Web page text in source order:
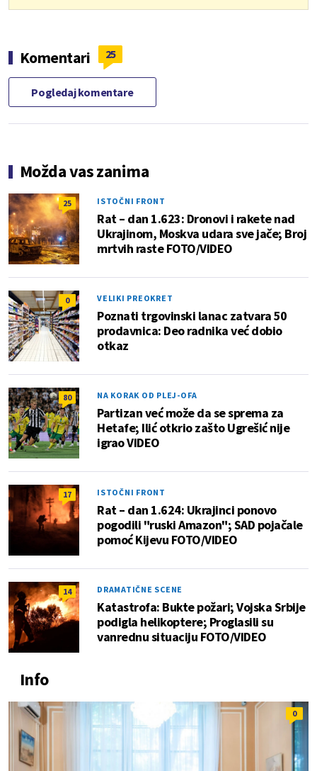
Komentari 25
Pogledaj komentare
Možda vas zanima
25 ISTOČNI FRONT
Rat – dan 1.623: Dronovi i rakete nad
Ukrajinom, Moskva udara sve jače; Broj
mrtvih raste FOTO/VIDEO
0 VELIKI PREOKRET
Poznati trgovinski lanac zatvara 50
prodavnica: Deo radnika već dobio
otkaz
80 NA KORAK OD PLEJ-OFA
Partizan već može da se sprema za
Hetafe; Ilić otkrio zašto Ugrešić nije
igrao VIDEO
17 ISTOČNI FRONT
Rat – dan 1.624: Ukrajinci ponovo
pogodili "ruski Amazon"; SAD pojačale
pomoć Kijevu FOTO/VIDEO
14 DRAMATIČNE SCENE
Katastrofa: Bukte požari; Vojska Srbije
podigla helikoptere; Proglasili su
vanrednu situaciju FOTO/VIDEO
Info
0